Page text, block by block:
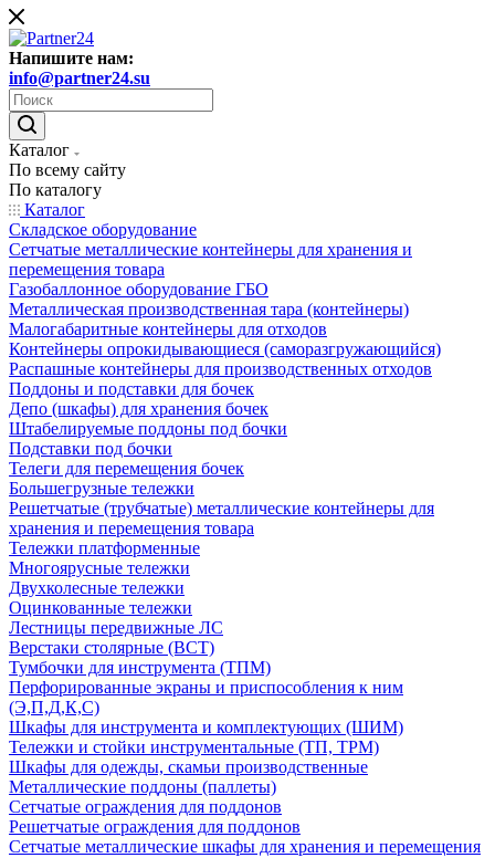
Напишите нам:
info@partner24.su
Каталог
По всему сайту
По каталогу
Каталог
Складское оборудование
Сетчатые металлические контейнеры для хранения и
перемещения товара
Газобаллонное оборудование ГБО
Металлическая производственная тара (контейнеры)
Малогабаритные контейнеры для отходов
Контейнеры опрокидывающиеся (саморазгружающийся)
Распашные контейнеры для производственных отходов
Поддоны и подставки для бочек
Депо (шкафы) для хранения бочек
Штабелируемые поддоны под бочки
Подставки под бочки
Телеги для перемещения бочек
Большегрузные тележки
Решетчатые (трубчатые) металлические контейнеры для
хранения и перемещения товара
Тележки платформенные
Многоярусные тележки
Двухколесные тележки
Оцинкованные тележки
Лестницы передвижные ЛС
Верстаки столярные (ВСТ)
Тумбочки для инструмента (ТПМ)
Перфорированные экраны и приспособления к ним
(Э,П,Д,К,С)
Шкафы для инструмента и комплектующих (ШИМ)
Тележки и стойки инструментальные (ТП, ТРМ)
Шкафы для одежды, скамьи производственные
Металлические поддоны (паллеты)
Сетчатые ограждения для поддонов
Решетчатые ограждения для поддонов
Сетчатые металлические шкафы для хранения и перемещения